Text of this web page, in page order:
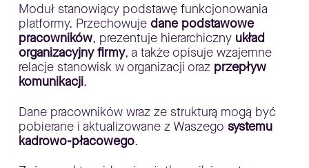
​Moduł stanowiący podstawę funkcjonowania
platformy. Przechowuje dane podstawowe
pracowników, prezentuje hierarchiczny układ
organizacyjny firmy, a także opisuje wzajemne
relacje stanowisk w organizacji oraz przepływ
komunikacji.
​Dane pracowników wraz ze strukturą mogą być
pobierane i aktualizowane z Waszego systemu
kadrowo-płacowego.